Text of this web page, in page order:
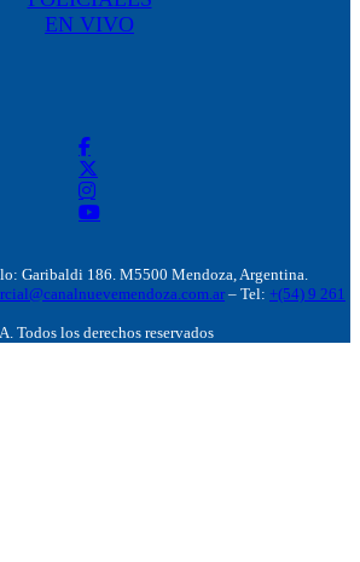
EN VIVO
Garibaldi 186. M5500 Mendoza, Argentina.
– Tel: +(54) 9 261
Todos los derechos reservados